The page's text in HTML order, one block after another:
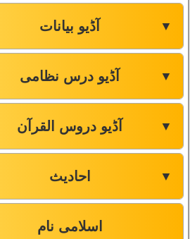
53 صفحہ-103
54 صفحہ-106
صفحہ-109
صفحہ-112
آڈیو بیانات ▼
آڈیو درس نظامی ▼
آڈیو دروس القرآن ▼
احادیث ▼
اسلامی نام